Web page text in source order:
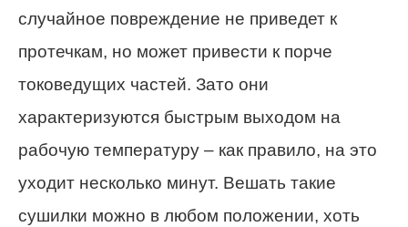
случайное повреждение не приведет к
протечкам, но может привести к порче
токоведущих частей. Зато они
характеризуются быстрым выходом на
рабочую температуру – как правило, на это
уходит несколько минут. Вешать такие
сушилки можно в любом положении, хоть